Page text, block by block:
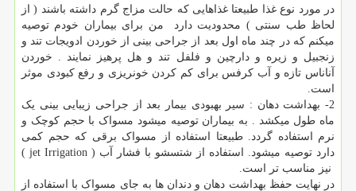
در مورد نوع غذا طبیعتا غذاهایی که حالت مزاج گرم داشته باشند ( از
لحاظ طب سنتی ) محدودیت دارد من برای بیماران خودم توصیه
میکنم که در چند ماه اول بعد از جراحی بینی از خوردن ادویجات تند و
زنجبیل و زیره و دارچین و فلفل تند و هل پرهیز نمایند . خوردن
آناناس تازه و آب کرفس برای کم کردن خونریزی و رفع کبودی موثر
است.
2- بهداشت دهان : سیر بهبودی بیمار بعد از جراحی زیبایی بینی یک
ماه طول میکشد . به بیماران توصیه میشود مسواک با حجم کوچک و
نرم استفاده گردد. طبیعتا استفاده از مسواک برقی که حجم کمی
دارد توصیه میشود. استفاده از شتسشو با فشار آب ( jet Irrigation
)
نیز مناسب تر است.
در نهایت حفظ بهداشت دهان و دندان ها به جای مسواک با استفاده از